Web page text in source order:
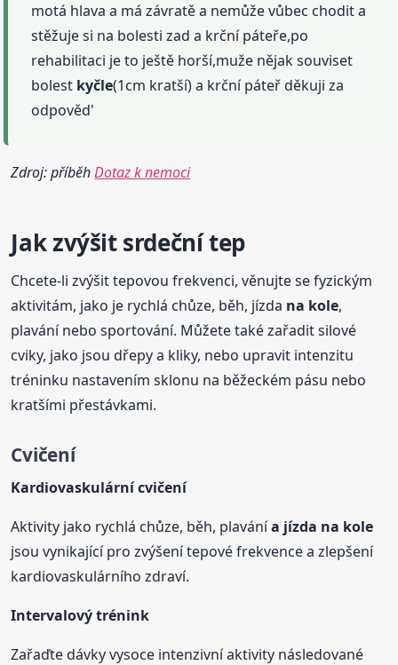
motá hlava a má závratě a nemůže vůbec chodit a
stěžuje si na bolesti zad a krční páteře,po
rehabilitaci je to ještě horší,muže nějak souviset
bolest kyčle(1cm kratší) a krční páteř děkuji za
odpověd'
Zdroj: příběhDotaz k nemoci
Jak zvýšit srdeční tep
Chcete-li zvýšit tepovou frekvenci, věnujte se fyzickým
aktivitám, jako je rychlá chůze, běh, jízda na kole,
plavání nebo sportování. Můžete také zařadit silové
cviky, jako jsou dřepy a kliky, nebo upravit intenzitu
tréninku nastavením sklonu na běžeckém pásu nebo
kratšími přestávkami.
Cvičení
Kardiovaskulární cvičení
Aktivity jako rychlá chůze, běh, plavánía jízda na kole
jsou vynikající pro zvýšení tepové frekvence a zlepšení
kardiovaskulárního zdraví.
Intervalový trénink
Zařaďte dávky vysoce intenzivní aktivity následované